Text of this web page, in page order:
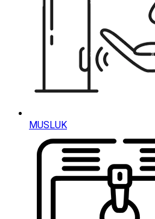
MUSLUK